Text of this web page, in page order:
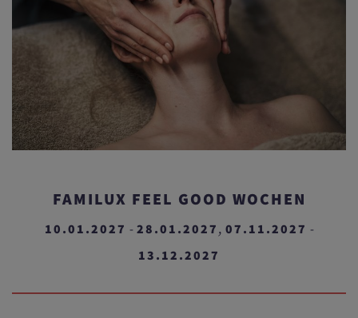
FAMILUX FEEL GOOD WOCHEN
10.01.2027 - 28.01.2027 , 07.11.2027 -
13.12.2027